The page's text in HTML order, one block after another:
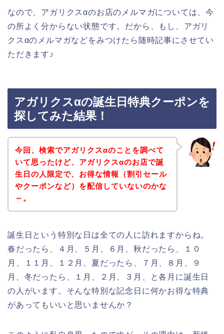
なので、アガリクスαのお店のメルマガについては、今
の所よく分からない状態です。だから、もし、アガリ
クスαのメルマガなどをみつけたら随時記事にさせてい
ただきます♪
アガリクスαの誕生日特典クーポンを
探してみた結果！
今回、検索でアガリクスαのことを調べて
いて思ったけど、アガリクスαのお店で誕
生日の人限定で、お得な情報（割引セール
やクーポンなど）を配信していないのかな
～。
誕生日という特別な日は全ての人に訪れますからね。
春だったら、４月、５月、６月、秋だったら、１０
月、１１月、１２月、夏だったら、７月、８月、９
月、冬だったら、１月、２月、３月、と各月に誕生日
の人がいます。そんな特別な記念日に何かお得な特典
があってもいいと思いませんか？